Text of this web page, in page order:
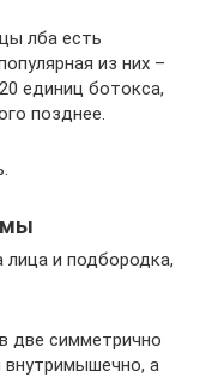
лба есть
из них –
единиц ботокса,
позднее.
и подбородка,
две симметрично
а